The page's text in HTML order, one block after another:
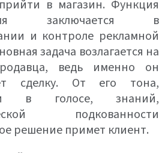
в магазин. Функция
заключается в
и контроле рекламной
задача возлагается на
ведь именно он
сделку. От его тона,
в голосе, знаний,
подкованности
решение примет клиент.